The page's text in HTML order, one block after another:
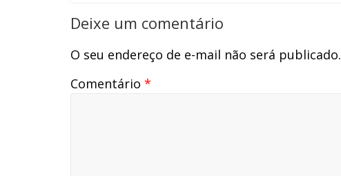
Deixe um comentário
O seu endereço de e-mail não será publicado.
Comentário *